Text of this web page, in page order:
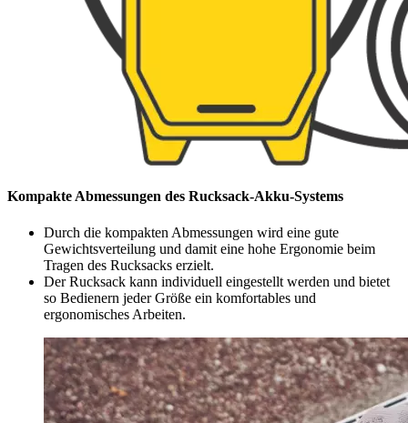
Kompakte Abmessungen des Rucksack-Akku-Systems
Durch die kompakten Abmessungen wird eine gute
Gewichtsverteilung und damit eine hohe Ergonomie beim
Tragen des Rucksacks erzielt.
Der Rucksack kann individuell eingestellt werden und bietet
so Bedienern jeder Größe ein komfortables und
ergonomisches Arbeiten.